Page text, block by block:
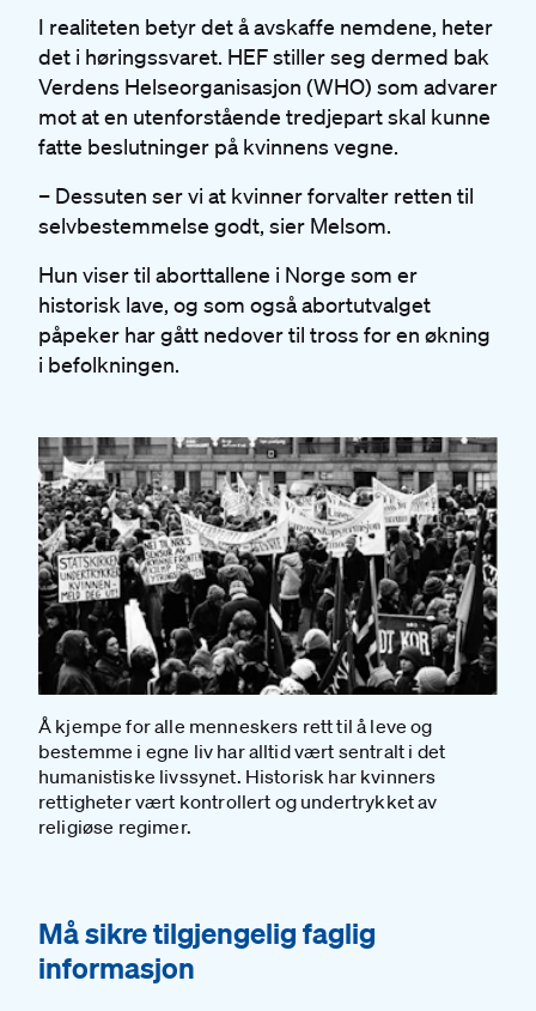
I realiteten betyr det å avskaffe nemdene, heter
det i høringssvaret. HEF stiller seg dermed bak
Verdens Helseorganisasjon (WHO) som advarer
mot at en utenforstående tredjepart skal kunne
fatte beslutninger på kvinnens vegne.
– Dessuten ser vi at kvinner forvalter retten til
selvbestemmelse godt, sier Melsom.
Hun viser til aborttallene i Norge som er
historisk lave, og som også abortutvalget
påpeker har gått nedover til tross for en økning
i befolkningen.
Å kjempe for alle menneskers rett til å leve og
bestemme i egne liv har alltid vært sentralt i det
humanistiske livssynet. Historisk har kvinners
rettigheter vært kontrollert og undertrykket av
religiøse regimer.
#
Må sikre tilgjengelig faglig
informasjon